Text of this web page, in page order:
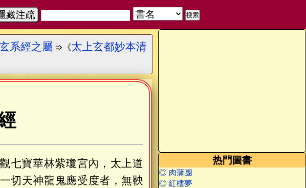
藏注疏
热門圖書
◎ 肉蒲團
◎ 紅樓夢
系經之屬 ➩《太上玄都妙本清
七寶華林紫瓊宮內，太上道
切天神龍鬼應受度者，無鞅